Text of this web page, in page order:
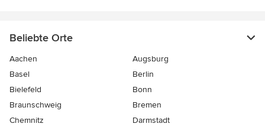
Beliebte Orte
Aachen
Augsburg
Basel
Berlin
Bielefeld
Bonn
Braunschweig
Bremen
Chemnitz
Darmstadt